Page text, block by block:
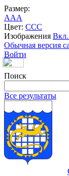
Размер:
AAA
Цвет: CCC
Изображения Вкл.
Обычная версия
Войти
Поиск
Все результаты